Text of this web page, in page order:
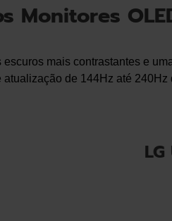
Monitores
mais contrastantes e
de 144Hz até
LG